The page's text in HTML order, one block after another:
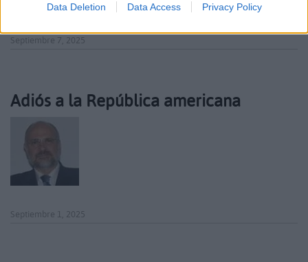
Data Deletion Data Access Privacy Policy
Septiembre 7, 2025
Adiós a la República americana
Septiembre 1, 2025